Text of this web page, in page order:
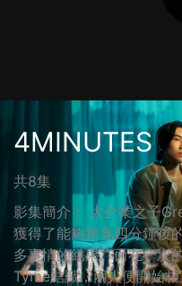
4MINUTES
共8集
影集簡介： 大企業之子
獲得了能夠預見四分鐘後
多事情的結果。而在一次
Tyme結識，兩人便開始